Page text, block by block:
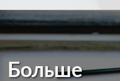
Больше